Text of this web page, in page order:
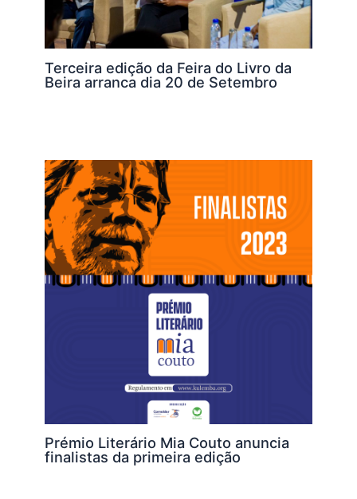
Terceira edição da Feira do Livro da
Beira arranca dia 20 de Setembro
Prémio Literário Mia Couto anuncia
finalistas da primeira edição